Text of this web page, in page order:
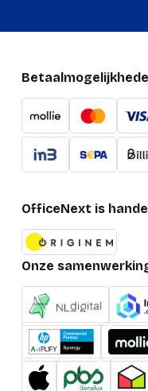
OfficeNext is
Onze